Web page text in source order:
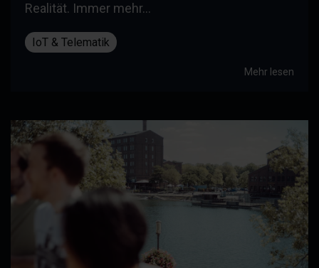
Realität. Immer mehr...
IoT & Telematik
Mehr lesen